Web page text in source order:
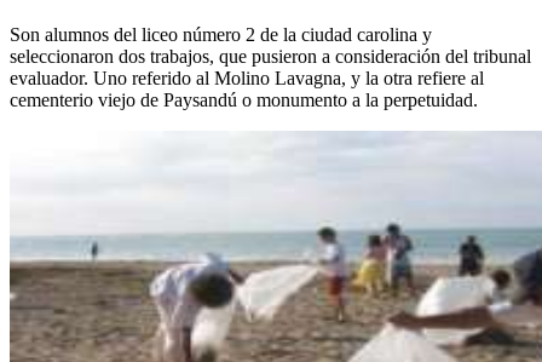
Son alumnos del liceo número 2 de la ciudad carolina y
seleccionaron dos trabajos, que pusieron a consideración del tribunal
evaluador. Uno referido al Molino Lavagna, y la otra refiere al
cementerio viejo de Paysandú o monumento a la perpetuidad.